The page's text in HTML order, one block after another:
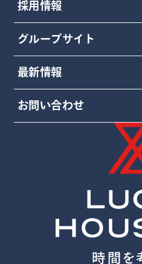
採用情報
グループサイト
最新情報
お問い合わせ